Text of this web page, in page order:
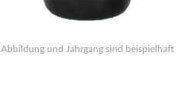
Abbildung und Jahrgang sind beispielhaft